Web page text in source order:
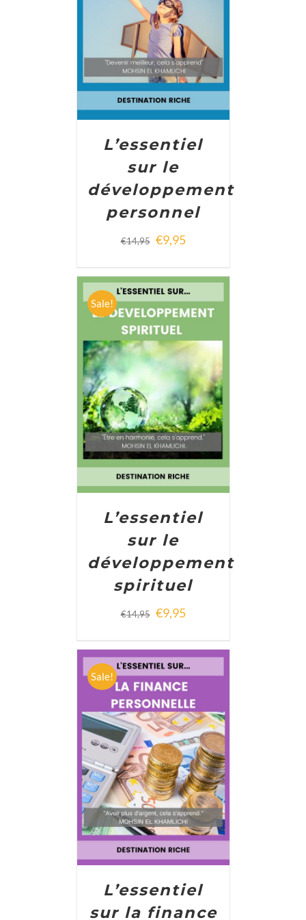
ADD TO CART / DETAILS
L’essentiel
sur le
développement
personnel
€14,95 €9,95
Sale!
ADD TO CART DETAILS
L’essentiel
sur le
développement
spirituel
€14,95 €9,95
Sale!
ADD TO CART / DETAILS
L’essentiel
sur la finance